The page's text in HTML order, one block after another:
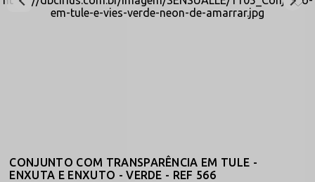
CONJUNTO COM TRANSPARÊNCIA EM TULE -
ENXUTA E ENXUTO - VERDE - REF 566